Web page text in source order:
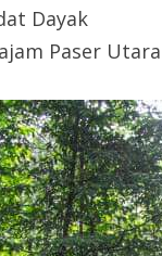
Dayak
Paser Utara